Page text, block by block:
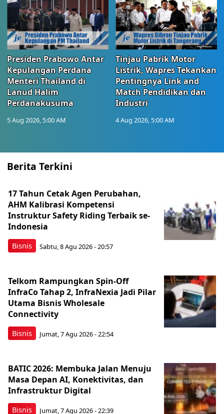
Presiden Prabowo Antar
Kepulangan Perdana
Menteri Thailand di
Lanud Halim
Perdanakusuma
5 Aug 2026, 5:00 AM
Tinjau Pabrik Motor
Listrik, Wapres Tekankan
Pentingnya Link and
Match Pendidikan dan
Industri
4 Aug 2026, 5:00 AM
Berita Terkini
Bisnis
17 Tahun Cetak Agen Perubahan,
AHM Kalibrasi Kompetensi
Instruktur Safety Riding Terbaik se-
Indonesia
Sabtu, 8 Agu 2026 - 20:57
Bisnis
Telkom Rampungkan Spin-Off
InfraCo Tahap 2, InfraNexia Jadi Pilar
Utama Bisnis Wholesale
Connectivity
Jumat, 7 Agu 2026 - 22:54
Bisnis
BATIC 2026: Membuka Jalan Menuju
Masa Depan AI, Konektivitas, dan
Infrastruktur Digital
Jumat, 7 Agu 2026 - 22:39